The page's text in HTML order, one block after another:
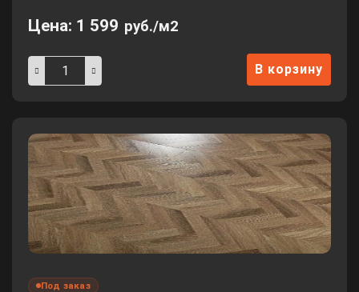
Цена: 1 599 руб./м2
В корзину
Под заказ